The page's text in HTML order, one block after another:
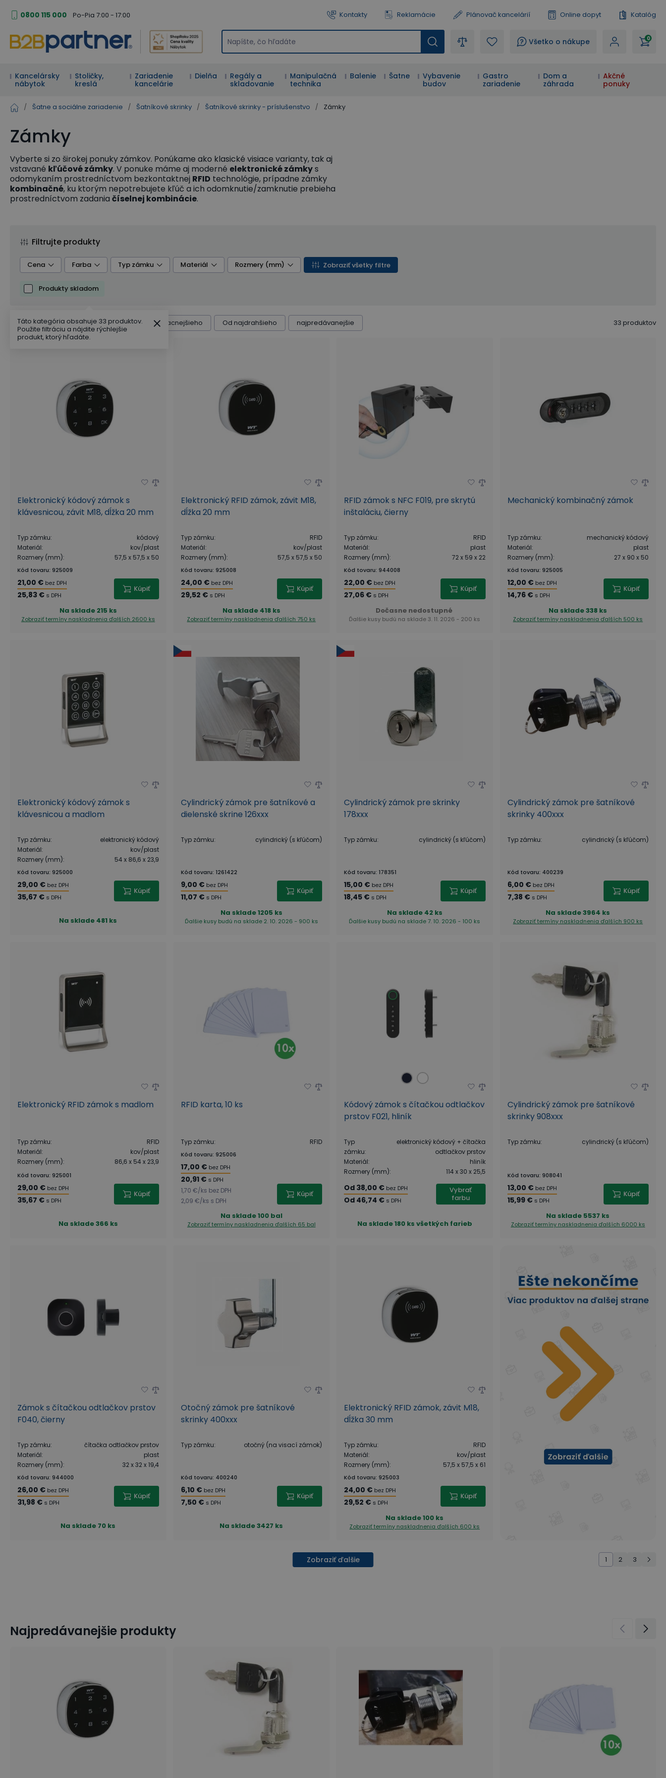
0800 115 000 Po-Pia 7:00 - 17:00 Kontakty Reklamácie Plánovač kancelárií Online dopyt Katalóg
? Všetko o nákupe 0
Kancelársky
nábytok
Stoličky,
kreslá
Zariadenie
kancelárie
Dielňa
Regály a
skladovanie
Manipulačná
technika
Balenie Šatne
Vybavenie
budov
Gastro
zariadenie
Dom a
záhrada
Akčné
ponuky
/ Šatne a sociálne zariadenie / Šatníkové skrinky / Šatníkové skrinky - príslušenstvo / Zámky
Zámky
Vyberte si zo širokej ponuky zámkov. Ponúkame ako klasické visiace varianty, tak aj
vstavané kľúčové zámky. V ponuke máme aj moderné elektronické zámkys
odomykaním prostredníctvom bezkontaktnej RFID technológie, prípadne zámky
kombinačné, ku ktorým nepotrebujete kľúč a ich odomknutie/zamknutie prebieha
prostredníctvom zadania číselnej kombinácie.
Filtrujte produkty
Cena Farba Typ zámku Materiál Rozmery (mm) Zobraziť všetky filtre
Produkty skladom
Radenie produktov Výchozí Od najlacnejšieho Od najdrahšieho najpredávanejšie 33 produktov
Elektronický kódový zámok s
klávesnicou, závit M18, dĺžka 20 mm
Typ zámku:
kódový
Materiál:
kov/plast
Rozmery (mm): 57,5 ​​x 57,5 ​​x 50
Kód tovaru: 925009
21,00 € bez DPH
25,83 € s DPH
Kúpiť
Na sklade 215 ks
Zobraziť termíny naskladnenia ďalších 2600 ks
Elektronický RFID zámok, závit M18,
dĺžka 20 mm
Typ zámku:
RFID
Materiál:
kov/plast
Rozmery (mm): 57,5 x 57,5 x 50
Kód tovaru: 925008
24,00 € bez DPH
29,52 € s DPH
Kúpiť
Na sklade 418 ks
Zobraziť termíny naskladneniaďalších 750 ks
RFID zámok s NFC F019, pre skrytú
inštaláciu, čierny
Typ zámku:
RFID
Materiál:
plast
Rozmery (mm): 72 x 59 x 22
Kód tovaru: 944008
22,00 € bez DPH
27,06 € s DPH
Kúpiť
Dočasne nedostupné
Ďalšie kusy budú na sklade 3. 11. 2026 - 200 ks
Mechanický kombinačný zámok
Typ zámku:
mechanický kódový
Materiál:
plast
Rozmery (mm): 27 x 90 x 50
Kód tovaru: 925005
12,00 € bez DPH
14,76 € s DPH
Kúpiť
Na sklade338 ks
Zobraziť termíny naskladneniaďalších 500 ks
Elektronický kódový zámok s
klávesnicou a madlom
Typ zámku:
elektronický kódový
Materiál:
kov/plast
Rozmery (mm): 54 x 86,6 x 23,9
Kód tovaru: 925000
29,00 € bez DPH
35,67 € s DPH
Kúpiť
Na sklade 481 ks
Cylindrický zámok pre šatníkové a
dielenské skrine 126xxx
Typ zámku: cylindrický (s kľúčom)
Kód tovaru: 1261422
9,00 € bez DPH
11,07 € s DPH
Kúpiť
Na sklade1205 ks
Ďalšie kusy budú na sklade 2. 10. 2026 - 900 ks
Cylindrický zámok pre skrinky
178xxx
Typ zámku: cylindrický (s kľúčom)
Kód tovaru: 178351
15,00 € bez DPH
18,45 € s DPH
Kúpiť
Na sklade 42 ks
Ďalšie kusy budú na sklade 7. 10. 2026 - 100 ks
Cylindrický zámok pre šatníkové
skrinky 400xxx
Typ zámku: cylindrický (s kľúčom)
Kód tovaru: 400239
6,00 € bez DPH
7,38 € s DPH
Kúpiť
Na sklade3964 ks
Zobraziť termíny naskladneniaďalších 900 ks
Elektronický RFID zámok s madlom
Typ zámku:
RFID
Materiál:
kov/plast
Rozmery (mm): 86,6 x 54 x 23,9
Kód tovaru: 925001
29,00 € bez DPH
35,67 € s DPH
Kúpiť
Na sklade366 ks
RFID karta, 10 ks
Typ zámku: RFID
Kód tovaru: 925006
17,00 € bez DPH
20,91 € s DPH
1,70 €/ks bez DPH
2,09 €/ks s DPH
Kúpiť
Na sklade100 bal
Zobraziť termíny naskladnenia ďalších 65 bal
Kódový zámok s čítačkou odtlačkov
prstov F021, hliník
Typ
zámku:
elektronický kódový + čítačka
odtlačkov prstov
Materiál:
hliník
Rozmery (mm): 114 x 30 x 25,5
Od 38,00 € bez DPH
Od 46,74 € s DPH
Vybrať
farbu
Na sklade180 ks všetkých farieb
Cylindrický zámok pre šatníkové
skrinky 908xxx
Typ zámku: cylindrický (s kľúčom)
Kód tovaru: 908041
13,00 € bez DPH
15,99 € s DPH
Kúpiť
Na sklade 5537 ks
Zobraziť termíny naskladnenia ďalších 6000 ks
Zámok s čítačkou odtlačkov prstov
F040, čierny
Typ zámku:
čítačka odtlačkov prstov
Materiál:
plast
Rozmery (mm): 32 x 32 x 19,4
Kód tovaru: 944000
26,00 € bez DPH
31,98 € s DPH
Kúpiť
Na sklade 70 ks
Otočný zámok pre šatníkové
skrinky 400xxx
Typ zámku: otočný (na visací zámok)
Kód tovaru: 400240
6,10 € bez DPH
7,50 € s DPH
Kúpiť
Na sklade3427 ks
Elektronický RFID zámok, závit M18,
dĺžka 30 mm
Typ zámku:
RFID
Materiál:
kov/plast
Rozmery (mm): 57,5 x 57,5 x 61
Kód tovaru: 925003
24,00 € bez DPH
29,52 € s DPH
Kúpiť
Na sklade100 ks
Zobraziť termíny naskladneniaďalších 600 ks
Zobraziť ďalšie 1 2 3
Najpredávanejšie produkty
Táto kategória obsahuje 33 produktov.
Použite filtráciu a nájdite rýchlejšie
produkt, ktorý hľadáte.